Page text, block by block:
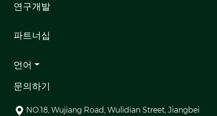
연구개발
파트너십
언어
문의하기
NO.18, Wujiang Road, Wulidian Street, Jiangbei